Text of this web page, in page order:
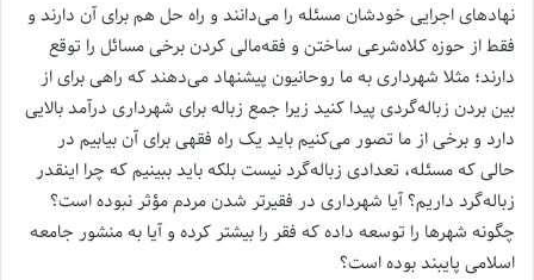
نهادهای اجرایی خودشان مسئله را می‌دانند و راه حل هم برای آن دارند و
فقط از حوزه کلاه‌شرعی ساختن و فقه‌مالی کردن برخی مسائل را توقع
دارند؛ مثلا شهرداری به ما روحانیون پیشنهاد می‌دهند که راهی برای از
بین بردن زباله‌گردی پیدا کنید زیرا جمع زباله برای شهرداری درآمد بالایی
دارد و برخی از ما تصور می‌کنیم باید یک راه فقهی برای آن بیابیم در
حالی که مسئله، تعدادی زباله‌گرد نیست بلکه باید ببینیم که چرا اینقدر
زباله‌گرد داریم؟ آیا شهرداری در فقیرتر شدن مردم مؤثر نبوده است؟
چگونه شهرها را توسعه داده که فقر را بیشتر کرده و آیا به منشور جامعه
اسلامی پایبند بوده است؟